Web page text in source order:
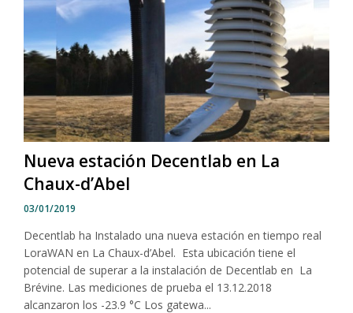
Nueva estación Decentlab en La
Chaux-d’Abel
03/01/2019
Decentlab ha Instalado una nueva estación en tiempo real
LoraWAN en La Chaux-d’Abel. Esta ubicación tiene el
potencial de superar a la instalación de Decentlab en La
Brévine. Las mediciones de prueba el 13.12.2018
alcanzaron los -23.9 °C Los gatewa...